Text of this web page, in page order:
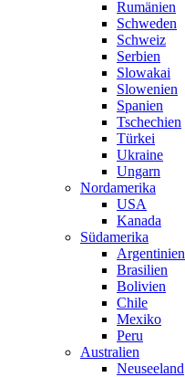
Rumänien
Schweden
Schweiz
Serbien
Slowakai
Slowenien
Spanien
Tschechien
Türkei
Ukraine
Ungarn
Nordamerika
USA
Kanada
Südamerika
Argentinien
Brasilien
Bolivien
Chile
Mexiko
Peru
Australien
Neuseeland